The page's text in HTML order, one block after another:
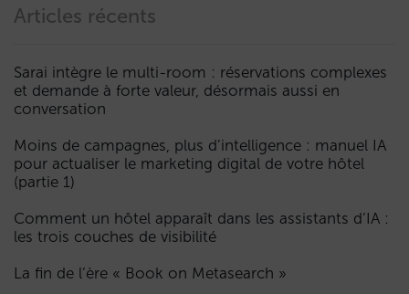
Articles récents
Sarai intègre le multi-room : réservations complexes
et demande à forte valeur, désormais aussi en
conversation
Moins de campagnes, plus d’intelligence : manuel IA
pour actualiser le marketing digital de votre hôtel
(partie 1)
Comment un hôtel apparaît dans les assistants d’IA :
les trois couches de visibilité
La fin de l’ère « Book on Metasearch »